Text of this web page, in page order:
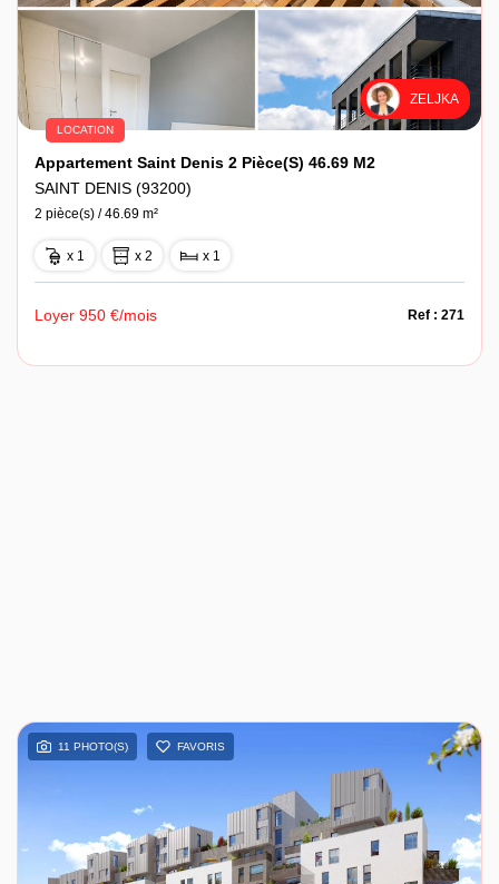
ZELJKA
LOCATION
Appartement Saint Denis 2 Pièce(s) 46.69 M2
SAINT DENIS (93200)
2 pièce(s) / 46.69 m²
x 1 x 2 x 1
Loyer 950 €/mois Ref : 271
11 PHOTO(S) FAVORIS